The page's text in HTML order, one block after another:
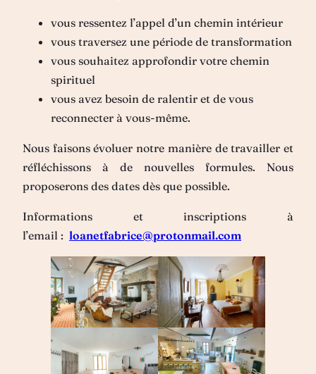
vous ressentez l’appel d’un chemin intérieur
vous traversez une période de transformation
vous souhaitez approfondir votre chemin
spirituel
vous avez besoin de ralentir et de vous
reconnecter à vous-même.
Nous faisons évoluer notre manière de travailler et
réfléchissons à de nouvelles formules. Nous
proposerons des dates dès que possible.
Informations et inscriptions à
l’email : loanetfabrice@protonmail.com